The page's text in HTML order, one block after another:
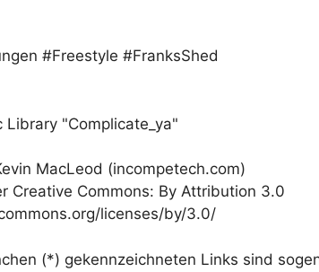
#Freestyle #FranksShed
Library "Complicate_ya"
MacLeod (incompetech.com)
Creative Commons: By Attribution 3.0
licenses/by/3.0/
(*) gekennzeichneten Links sind